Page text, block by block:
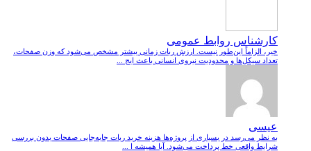
کارشناس روابط عمومی
خیر، الزاماً این‌طور نیست. ارزش ربات زمانی بیشتر مشخص می‌شود که وزن صفحات،
تعداد سیکل‌ها و محدودیت نیروی انسانی باعث ایج ...
عیسی
به نظر می‌رسد در بسیاری از پروژه‌ها هزینه خرید ربات جابه‌جایی صفحات بدون بررسی
شرایط واقعی خط پرداخت می‌شود. آیا همیشه ا ...